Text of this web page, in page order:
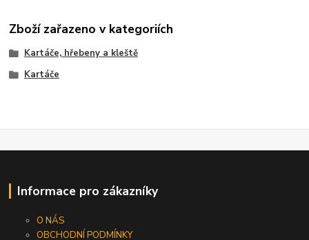
Zboží zařazeno v kategoriích
Kartáče, hřebeny a kleště
Kartáče
Informace pro zákazníky
O NÁS
OBCHODNÍ PODMÍNKY